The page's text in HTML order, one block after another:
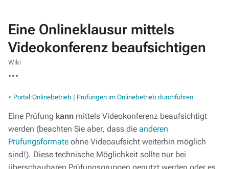
Eine Onlineklausur mittels
Videokonferenz beaufsichtigen
Wiki
Aktionen
< Portal:Onlinebetrieb ‎ | Prüfungen im Onlinebetrieb durchführen
Eine Prüfung kann mittels Videokonferenz beaufsichtigt
werden (beachten Sie aber, dass die anderen
Prüfungsformate ohne Videoaufsicht weiterhin möglich
sind!). Diese technische Möglichkeit sollte nur bei